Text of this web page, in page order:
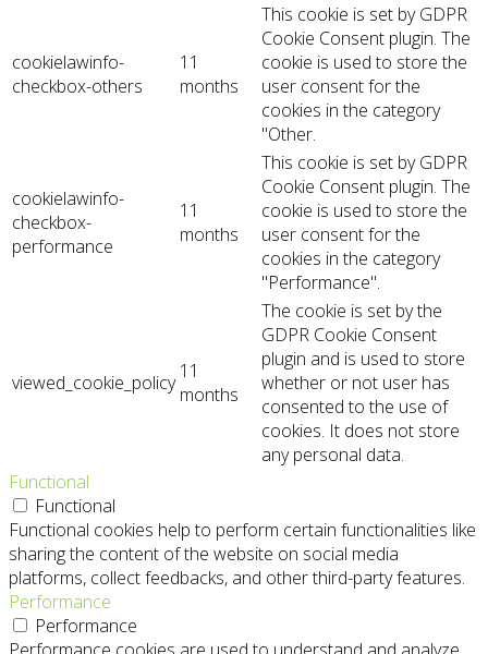
cookielawinfo-
checkbox-others
11
months
This cookie is set by GDPR
Cookie Consent plugin. The
cookie is used to store the
user consent for the
cookies in the category
"Other.
cookielawinfo-
checkbox-
performance
11
months
This cookie is set by GDPR
Cookie Consent plugin. The
cookie is used to store the
user consent for the
cookies in the category
"Performance".
viewed_cookie_policy 11
months
The cookie is set by the
GDPR Cookie Consent
plugin and is used to store
whether or not user has
consented to the use of
cookies. It does not store
any personal data.
Functional
Functional
Functional cookies help to perform certain functionalities like
sharing the content of the website on social media
platforms, collect feedbacks, and other third-party features.
Performance
Performance